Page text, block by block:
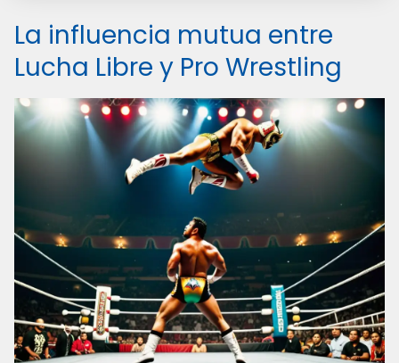
La influencia mutua entre
Lucha Libre y Pro Wrestling